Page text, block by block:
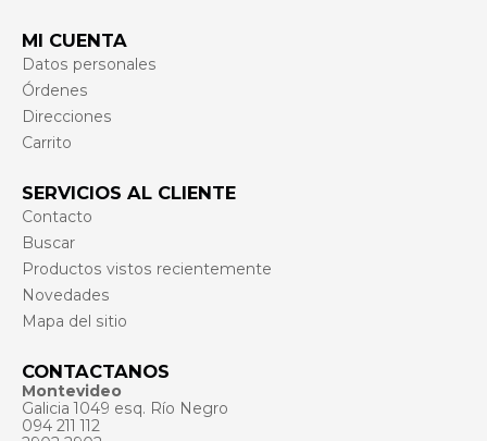
MI CUENTA
Datos personales
Órdenes
Direcciones
Carrito
SERVICIOS AL CLIENTE
Contacto
Buscar
Productos vistos recientemente
Novedades
Mapa del sitio
CONTACTANOS
Montevideo
Galicia 1049 esq. Río Negro
094 211 112